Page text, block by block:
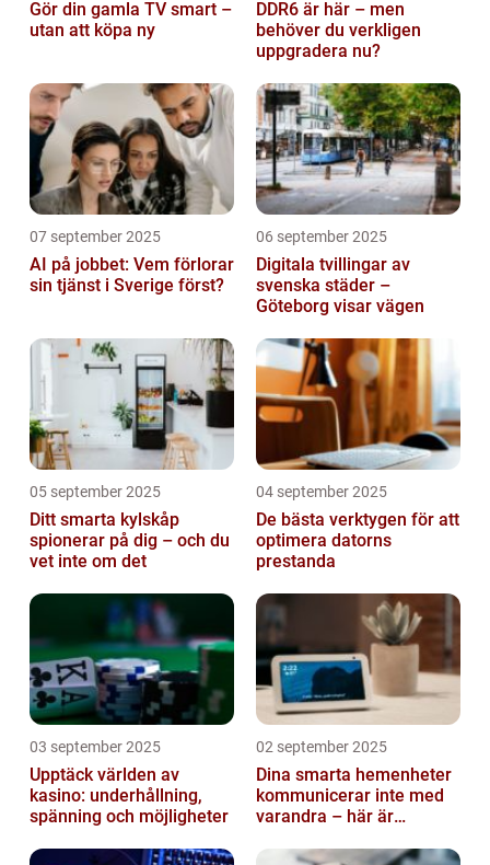
Gör din gamla TV smart –
utan att köpa ny
DDR6 är här – men
behöver du verkligen
uppgradera nu?
07 september 2025
AI på jobbet: Vem förlorar
sin tjänst i Sverige först?
06 september 2025
Digitala tvillingar av
svenska städer –
Göteborg visar vägen
05 september 2025
Ditt smarta kylskåp
spionerar på dig – och du
vet inte om det
04 september 2025
De bästa verktygen för att
optimera datorns
prestanda
03 september 2025
Upptäck världen av
kasino: underhållning,
spänning och möjligheter
02 september 2025
Dina smarta hemenheter
kommunicerar inte med
varandra – här är